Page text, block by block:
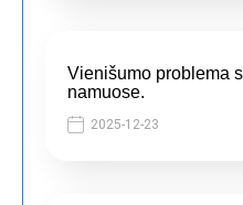
Vienišumo problema
namuose.
2025-12-23